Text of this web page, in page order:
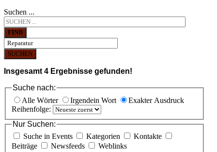
Suchen ...
FIND
SUCHEN
Insgesamt 4 Ergebnisse gefunden!
Suche nach:
Alle Wörter
Irgendein Wort
Exakter Ausdruck
Reihenfolge:
Nur Suchen:
Suche in Events
Kategorien
Kontakte
Beiträge
Newsfeeds
Weblinks